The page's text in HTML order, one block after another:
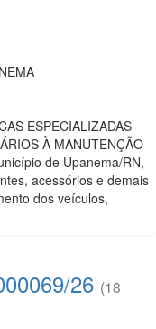
ESPECIALIZADAS
À MANUTENÇÃO
de Upanema/RN,
acessórios e demais
dos veículos,
26 (18